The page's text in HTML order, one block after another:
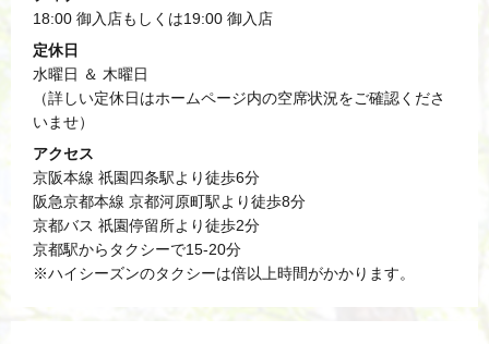
18:00 御入店もしくは19:00 御入店
定休日
水曜日 ＆ 木曜日
（詳しい定休日はホームページ内の空席状況をご確認くださ
いませ）
アクセス
京阪本線 祇園四条駅より徒歩6分
阪急京都本線 京都河原町駅より徒歩8分
京都バス 祇園停留所より徒歩2分
京都駅からタクシーで15-20分
※ハイシーズンのタクシーは倍以上時間がかかります。